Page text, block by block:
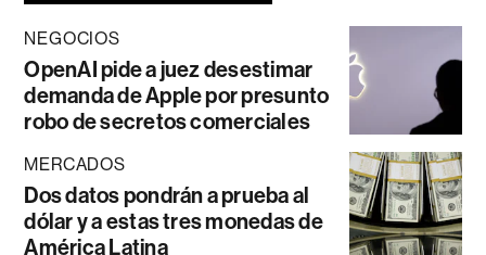
NEGOCIOS
OpenAI pide a juez desestimar
demanda de Apple por presunto
robo de secretos comerciales
MERCADOS
Dos datos pondrán a prueba al
dólar y a estas tres monedas de
América Latina